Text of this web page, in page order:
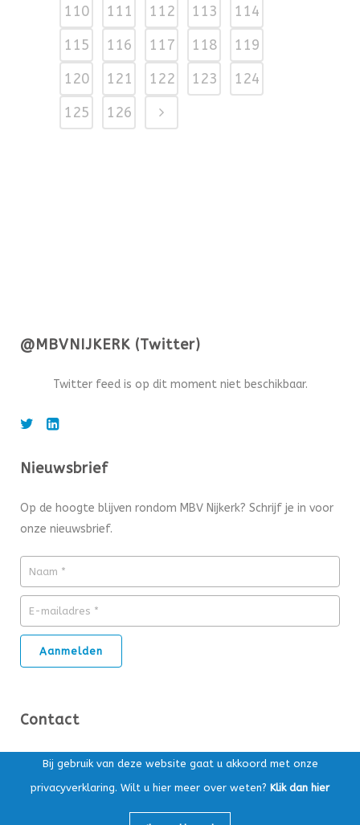
Bij gebruik van deze website gaat u akkoord met onze
privacyverklaring. Wilt u hier meer over weten? Klik dan hier
110
111 112 113
114
115
116 117 118
119
120
121 122 123
124
125
126
@MBVNIJKERK (Twitter)
Twitter feed is op dit moment niet beschikbaar.
Nieuwsbrief
Op de hoogte blijven rondom MBV Nijkerk? Schrijf je in voor
onze nieuwsbrief.
Contact
Ds. Kuypersstraat 14T, 3863 CA Nijkerk
Postbus 169, 3860 AD Nijkerk
033-4565147